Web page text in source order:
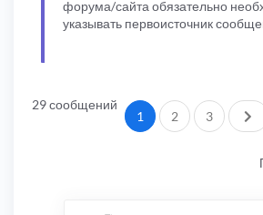
форума/сайта обязательно
указывать первоисточник
29 сообщений
1 2 3